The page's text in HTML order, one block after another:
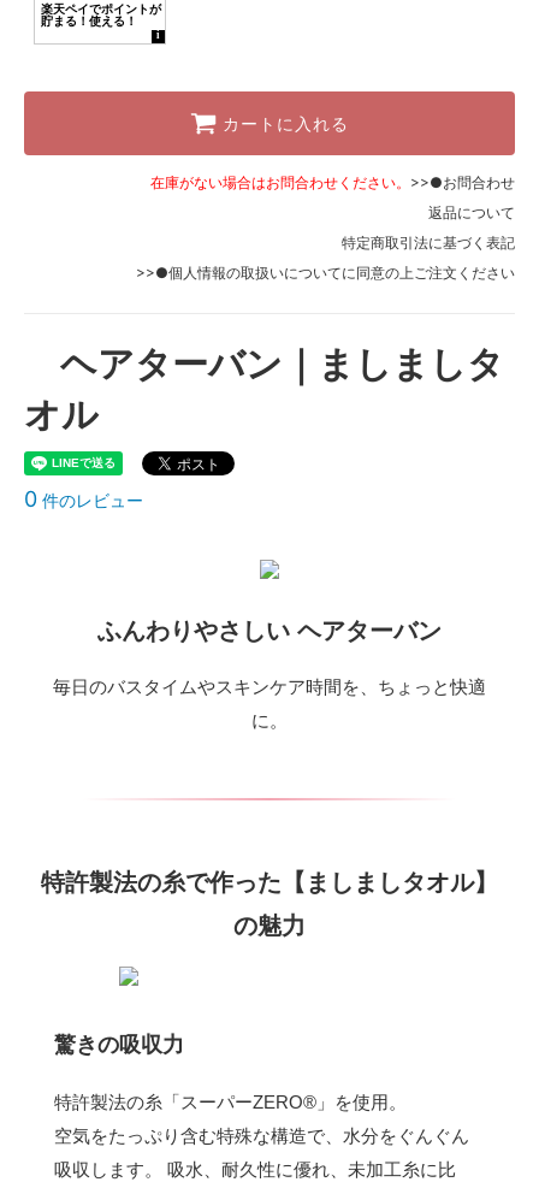
カートに入れる
在庫がない場合はお問合わせください。 >>●お問合わせ
返品について
特定商取引法に基づく表記
>>●個人情報の取扱いについてに同意の上ご注文ください
ヘアターバン｜ましましタ
オル
0 件のレビュー
ふんわりやさしい ヘアターバン
毎日のバスタイムやスキンケア時間を、ちょっと快適
に。
特許製法の糸で作った【ましましタオル】
の魅力
驚きの吸収力
特許製法の糸「スーパーZERO®」を使用。
空気をたっぷり含む特殊な構造で、水分をぐんぐん
吸収します。 吸水、耐久性に優れ、未加工糸に比